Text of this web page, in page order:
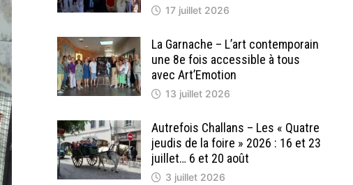
17 juillet 2026
La Garnache – L’art contemporain
une 8e fois accessible à tous
avec Art’Emotion
13 juillet 2026
Autrefois Challans – Les « Quatre
jeudis de la foire » 2026 : 16 et 23
juillet… 6 et 20 août
3 juillet 2026